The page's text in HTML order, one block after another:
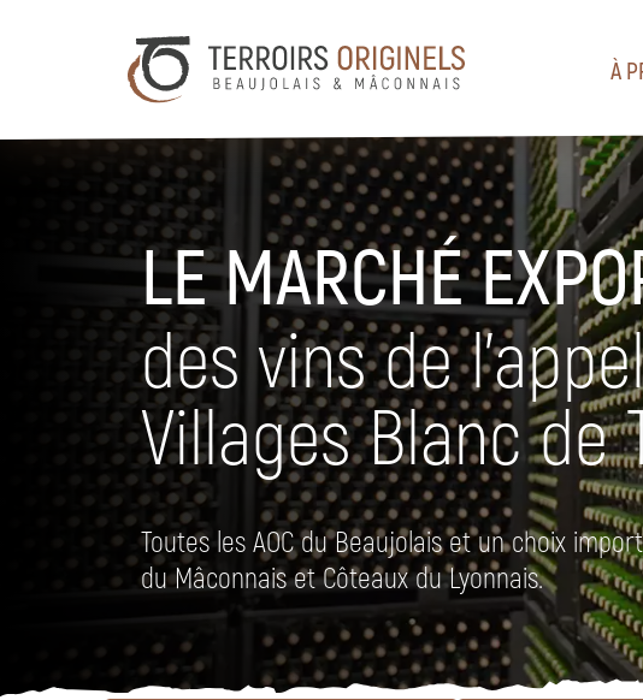
À
LE MARCHÉ
des vins de
Villages Blanc de
Toutes les AOC du Beaujolais et un choix
du Mâconnais et Côteaux du Lyonnais.